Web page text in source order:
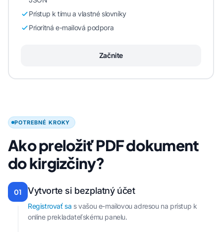
Prístup k tímu a vlastné slovníky
Prioritná e-mailová podpora
Začnite
POTREBNÉ KROKY
Ako preložiť PDF dokument
do kirgizčiny?
01 Vytvorte si bezplatný účet
Registrovať sa s vašou e-mailovou adresou na prístup k
online prekladateľskému panelu.